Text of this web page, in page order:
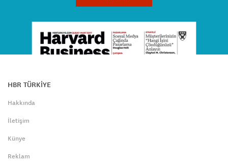
HBR TÜRKİYE
Hakkında
İletişim
Künye
Reklam